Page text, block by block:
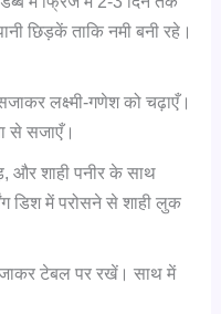
छिड़कें ताकि नमी बनी रहे।
लक्ष्मी-गणेश को चढ़ाएँ।
से सजाएँ।
और शाही पनीर के साथ
डिश में परोसने से शाही लुक
टेबल पर रखें। साथ में